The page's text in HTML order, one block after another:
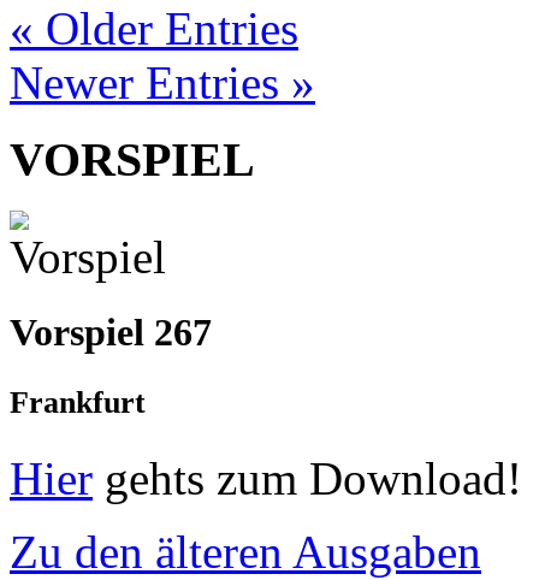
« Older Entries
Newer Entries »
VORSPIEL
Vorspiel 267
Frankfurt
Hier gehts zum Download!
Zu den älteren Ausgaben